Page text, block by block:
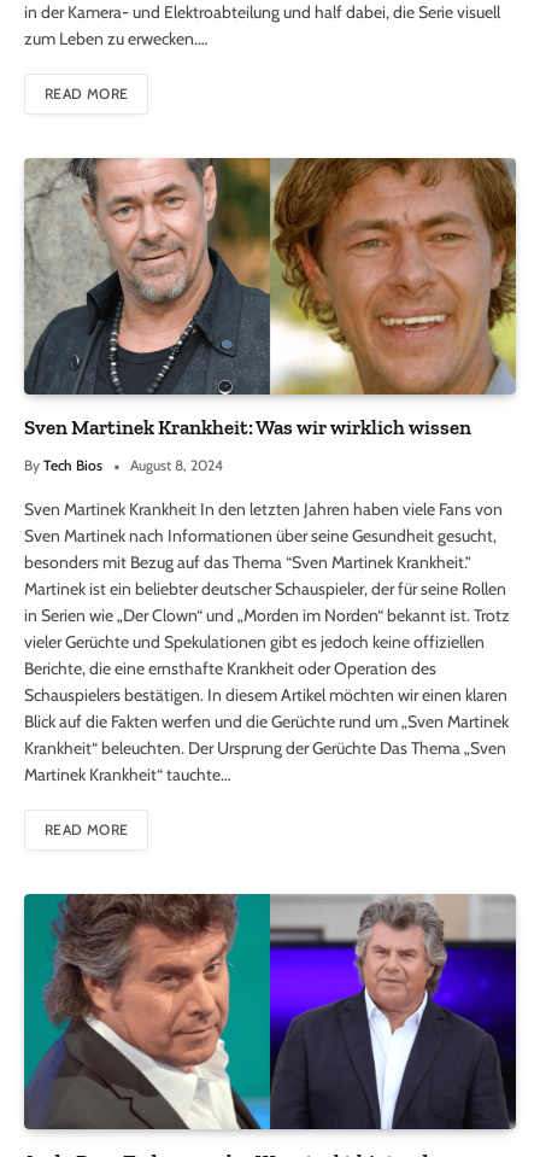
in der Kamera- und Elektroabteilung und half dabei, die Serie visuell
zum Leben zu erwecken.…
READ MORE
Sven Martinek Krankheit: Was wir wirklich wissen
By Tech Bios August 8, 2024
Sven Martinek Krankheit In den letzten Jahren haben viele Fans von
Sven Martinek nach Informationen über seine Gesundheit gesucht,
besonders mit Bezug auf das Thema “Sven Martinek Krankheit.”
Martinek ist ein beliebter deutscher Schauspieler, der für seine Rollen
in Serien wie „Der Clown“ und „Morden im Norden“ bekannt ist. Trotz
vieler Gerüchte und Spekulationen gibt es jedoch keine offiziellen
Berichte, die eine ernsthafte Krankheit oder Operation des
Schauspielers bestätigen. In diesem Artikel möchten wir einen klaren
Blick auf die Fakten werfen und die Gerüchte rund um „Sven Martinek
Krankheit“ beleuchten. Der Ursprung der Gerüchte Das Thema „Sven
Martinek Krankheit“ tauchte…
READ MORE